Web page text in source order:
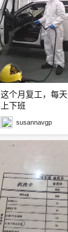
这个月复工，每
上下班
susannavgp